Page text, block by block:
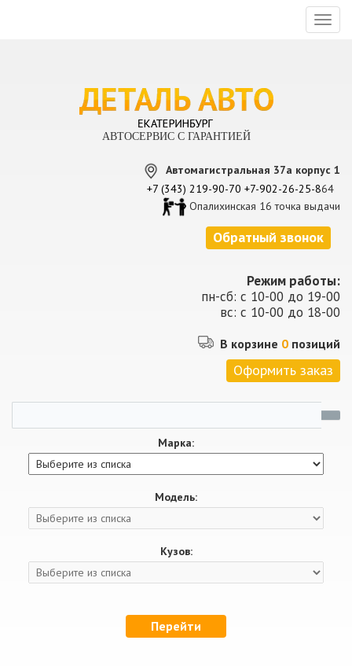
АВТОСЕРВИС С ГАРАНТИЕЙ
Автомагистральная 37а корпус 1
+7 (343) 219-90-70 +7-902-26-25-864
Опалихинская 16 точка выдачи
Обратный звонок
Режим работы:
пн-сб: с 10-00 до 19-00
вс: с 10-00 до 18-00
В корзине 0 позиций
Оформить заказ
Марка:
Модель:
Кузов:
Перейти